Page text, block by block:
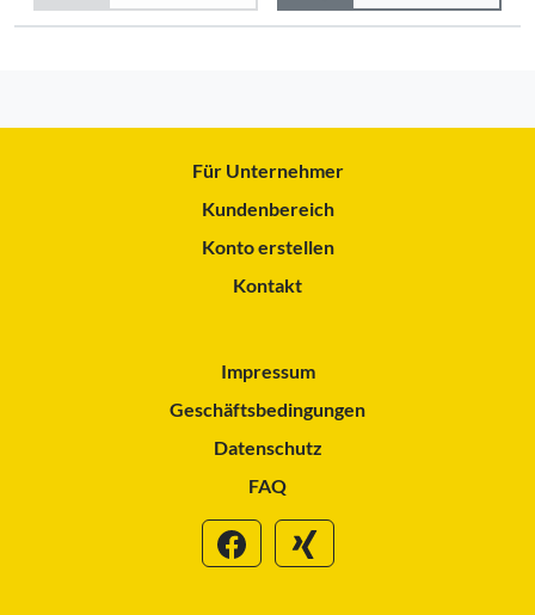
Für Unternehmer
Kundenbereich
Konto erstellen
Kontakt
Impressum
Geschäftsbedingungen
Datenschutz
FAQ